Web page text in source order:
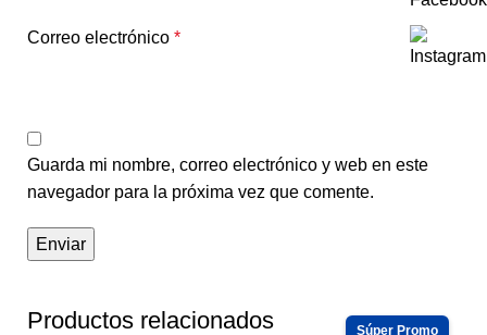
Correo electrónico *
Guarda mi nombre, correo electrónico y web en este
navegador para la próxima vez que comente.
Productos relacionados